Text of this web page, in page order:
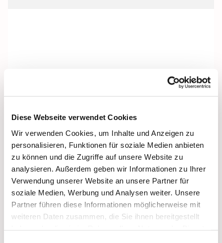
Diese Webseite verwendet Cookies
Wir verwenden Cookies, um Inhalte und Anzeigen zu
personalisieren, Funktionen für soziale Medien anbieten
zu können und die Zugriffe auf unsere Website zu
analysieren. Außerdem geben wir Informationen zu Ihrer
Verwendung unserer Website an unsere Partner für
soziale Medien, Werbung und Analysen weiter. Unsere
Partner führen diese Informationen möglicherweise mit
weiteren Daten zusammen, die Sie ihnen bereitgestellt
Dies könnte Sie auch